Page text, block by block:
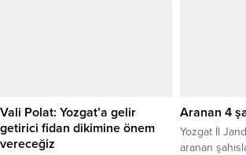
Vali Polat: Yozgat’a gelir
getirici fidan dikimine önem
vereceğiz
Aranan 4
Yozgat İl
aranan